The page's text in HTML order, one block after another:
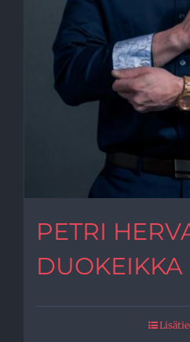
PETRI
DUOKEIKKA